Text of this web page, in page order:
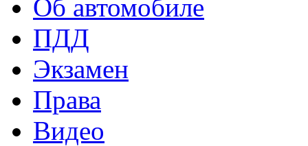
Об автомобиле
ПДД
Экзамен
Права
Видео